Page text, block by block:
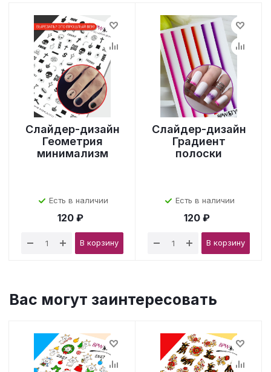
Слайдер-дизайн
Геометрия
минимализм
Есть в наличии
120 ₽
В корзину
Слайдер-дизайн
Градиент
полоски
Есть в наличии
120 ₽
В корзину
Вас могут заинтересовать